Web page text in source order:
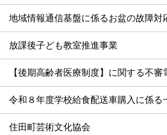
放課後子ども教室推進事業
【後期高齢者医療制度】に関する不審
住田町芸術文化協会